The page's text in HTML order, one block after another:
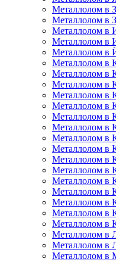
Металлолом в
Металлолом в
Металлолом в
Металлолом в
Металлолом в
Металлолом в
Металлолом в
Металлолом в
Металлолом в
Металлолом в
Металлолом в
Металлолом в
Металлолом в
Металлолом в
Металлолом в
Металлолом в
Металлолом в
Металлолом в
Металлолом в
Металлолом в
Металлолом в
Металлолом в
Металлолом в
Металлолом в